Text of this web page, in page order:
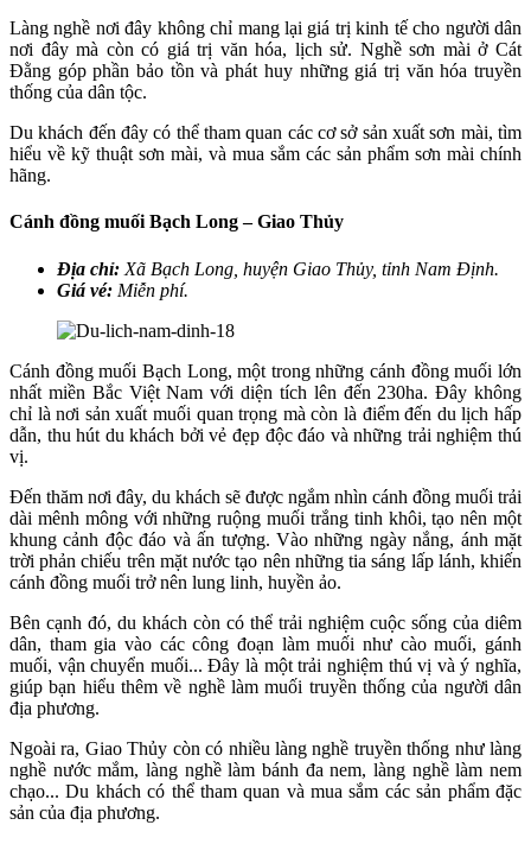
Làng nghề nơi đây không chỉ mang lại giá trị kinh tế cho người dân
nơi đây mà còn có giá trị văn hóa, lịch sử. Nghề sơn mài ở Cát
Đằng góp phần bảo tồn và phát huy những giá trị văn hóa truyền
thống của dân tộc.
Du khách đến đây có thể tham quan các cơ sở sản xuất sơn mài, tìm
hiểu về kỹ thuật sơn mài, và mua sắm các sản phẩm sơn mài chính
hãng.
Cánh đồng muối Bạch Long – Giao Thủy
Địa chỉ: Xã Bạch Long, huyện Giao Thủy, tỉnh Nam Định.
Giá vé: Miễn phí.
Cánh đồng muối Bạch Long, một trong những cánh đồng muối lớn
nhất miền Bắc Việt Nam với diện tích lên đến 230ha. Đây không
chỉ là nơi sản xuất muối quan trọng mà còn là điểm đến du lịch hấp
dẫn, thu hút du khách bởi vẻ đẹp độc đáo và những trải nghiệm thú
vị.
Đến thăm nơi đây, du khách sẽ được ngắm nhìn cánh đồng muối trải
dài mênh mông với những ruộng muối trắng tinh khôi, tạo nên một
khung cảnh độc đáo và ấn tượng. Vào những ngày nắng, ánh mặt
trời phản chiếu trên mặt nước tạo nên những tia sáng lấp lánh, khiến
cánh đồng muối trở nên lung linh, huyền ảo.
Bên cạnh đó, du khách còn có thể trải nghiệm cuộc sống của diêm
dân, tham gia vào các công đoạn làm muối như cào muối, gánh
muối, vận chuyển muối... Đây là một trải nghiệm thú vị và ý nghĩa,
giúp bạn hiểu thêm về nghề làm muối truyền thống của người dân
địa phương.
Ngoài ra, Giao Thủy còn có nhiều làng nghề truyền thống như làng
nghề nước mắm, làng nghề làm bánh đa nem, làng nghề làm nem
chạo... Du khách có thể tham quan và mua sắm các sản phẩm đặc
sản của địa phương.